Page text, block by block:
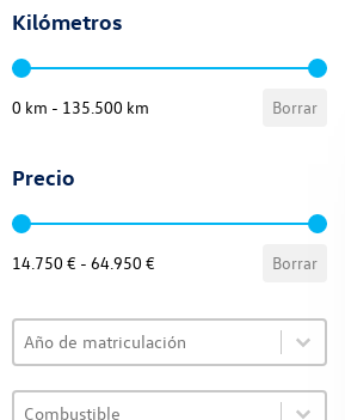
Kilómetros
VO Selector de kilómetros
0 km - 135.500 km Borrar
Precio
VO Selector de precio
14.750 € - 64.950 € Borrar
VO Selector de año
Select content
Select content
VO Selector de combustible
Select content
Select content